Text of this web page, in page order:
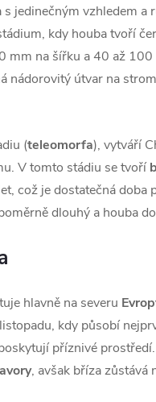
s jedinečným vzhledem
kdy houba tvoří
mm na šířku a 40 až
nádorovitý útvar na
(teleomorfa), vytváří
V tomto stádiu se tvoří
což je dostatečná doba
dlouhý a houba
hlavně na severu
kdy působí
příznivé
, avšak bříza zůstává